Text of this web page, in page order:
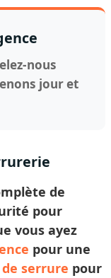
nous
jour et
de
pour
vous ayez
pour une
serrure pour